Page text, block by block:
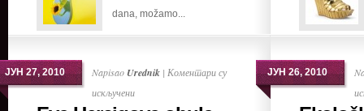
ukusu
dana, možamo...
ЈУН 27, 2010 Napisao Urednik | Коментари су
искљученина
ЈУН 26, 2010